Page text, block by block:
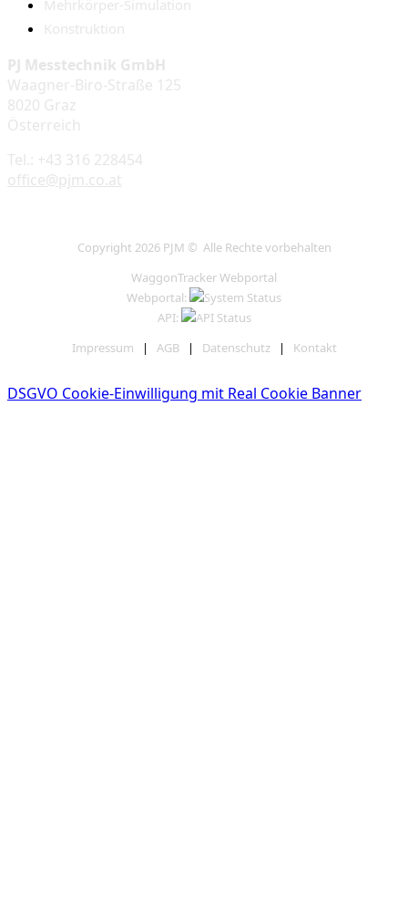
Mehrkörper-Simulation
Konstruktion
PJ Messtechnik GmbH
Waagner-Biro-Straße 125
8020 Graz
Österreich
Tel.: +43 316 228454
office@pjm.co.at
Copyright 2026 PJM © Alle Rechte vorbehalten
WaggonTracker Webportal
Webportal:
API:
Impressum | AGB| Datenschutz| Kontakt
DSGVO Cookie-Einwilligung mit Real Cookie Banner